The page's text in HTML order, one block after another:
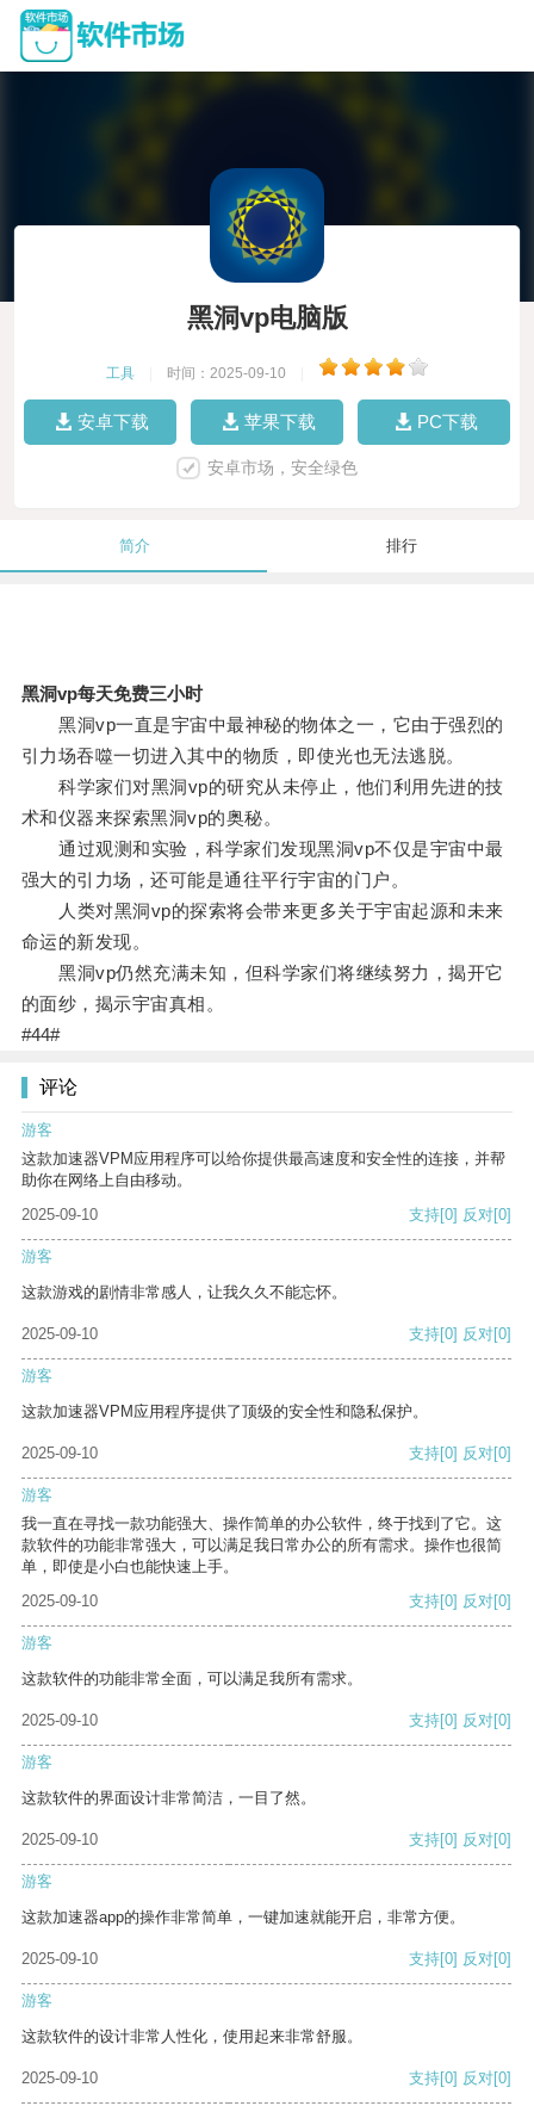
黑洞vp电脑版
工具 时间：2025-09-10
安卓下载 苹果下载 PC下载
安卓市场，安全绿色
简介 排行
黑洞vp每天免费三小时
黑洞vp一直是宇宙中最神秘的物体之一，它由于强烈的
引力场吞噬一切进入其中的物质，即使光也无法逃脱。
科学家们对黑洞vp的研究从未停止，他们利用先进的技
术和仪器来探索黑洞vp的奥秘。
通过观测和实验，科学家们发现黑洞vp不仅是宇宙中最
强大的引力场，还可能是通往平行宇宙的门户。
人类对黑洞vp的探索将会带来更多关于宇宙起源和未来
命运的新发现。
黑洞vp仍然充满未知，但科学家们将继续努力，揭开它
的面纱，揭示宇宙真相。
#44#
评论
游客
这款加速器VPM应用程序可以给你提供最高速度和安全性的连接，并帮
助你在网络上自由移动。
2025-09-10
支持[0] 反对[0]
游客
这款游戏的剧情非常感人，让我久久不能忘怀。
2025-09-10 支持[0] 反对[0]
游客
这款加速器VPM应用程序提供了顶级的安全性和隐私保护。
2025-09-10 支持[0] 反对[0]
游客
我一直在寻找一款功能强大、操作简单的办公软件，终于找到了它。这
款软件的功能非常强大，可以满足我日常办公的所有需求。操作也很简
单，即使是小白也能快速上手。
2025-09-10
支持[0] 反对[0]
游客
这款软件的功能非常全面，可以满足我所有需求。
2025-09-10 支持[0] 反对[0]
游客
这款软件的界面设计非常简洁，一目了然。
2025-09-10 支持[0] 反对[0]
游客
这款加速器app的操作非常简单，一键加速就能开启，非常方便。
2025-09-10 支持[0] 反对[0]
游客
这款软件的设计非常人性化，使用起来非常舒服。
2025-09-10 支持[0] 反对[0]